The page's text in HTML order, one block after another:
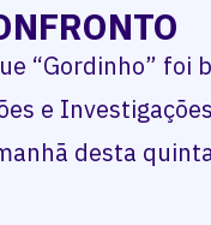
“Gordinho” foi
e
desta